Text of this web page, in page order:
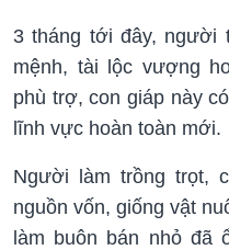
3 tháng tới đây, người
mệnh, tài lộc vượng
phù trợ, con giáp này
lĩnh vực hoàn toàn mới.
Người làm trồng trọt,
nguồn vốn, giống vật
làm buôn bán nhỏ đã